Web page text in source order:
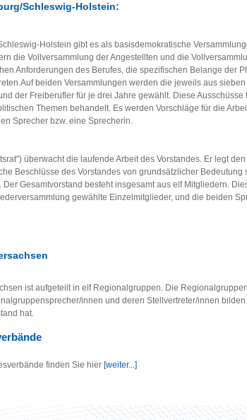
Schleswig-Holstein:
Holstein gibt es als basisdemokratische
die Vollversammlung der Angestellten und die
Anforderungen des Berufes, die spezifischen Belange der
beiden Versammlungen werden die jeweils aus
der Freiberufler für je drei Jahre gewählt. Diese
Themen behandelt. Es werden Vorschläge für die
Sprecher bzw. eine Sprecherin.
überwacht die laufende Arbeit des Vorstandes. Er legt
Beschlüsse des Vorstandes von grundsätzlicher Bedeutung
Gesamtvorstand besteht insgesamt aus elf Mitgliedern.
gewählte Einzelmitglieder, und die beiden
ist aufgeteilt in elf Regionalgruppen. Die
innen und deren Stellvertreter/innen
hat.
finden Sie hier [weiter...]